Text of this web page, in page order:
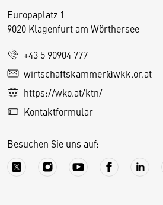
Europaplatz 1
9020 Klagenfurt am Wörthersee
+43 5 90904 777
wirtschaftskammer@wkk.or.at
https://wko.at/ktn/
Kontaktformular
Besuchen Sie uns auf:
D
e
s
S
e